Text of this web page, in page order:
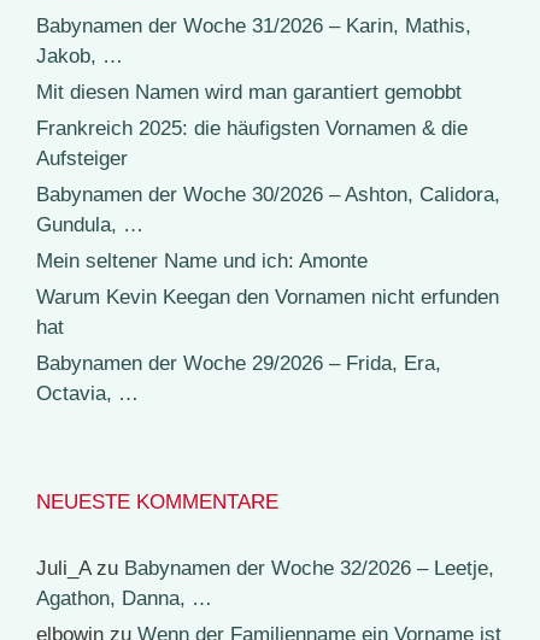
Babynamen der Woche 31/2026 – Karin, Mathis,
Jakob, …
Mit diesen Namen wird man garantiert gemobbt
Frankreich 2025: die häufigsten Vornamen & die
Aufsteiger
Babynamen der Woche 30/2026 – Ashton, Calidora,
Gundula, …
Mein seltener Name und ich: Amonte
Warum Kevin Keegan den Vornamen nicht erfunden
hat
Babynamen der Woche 29/2026 – Frida, Era,
Octavia, …
NEUESTE KOMMENTARE
Juli_Azu Babynamen der Woche 32/2026 – Leetje,
Agathon, Danna, …
elbowin zu Wenn der Familienname ein Vorname ist